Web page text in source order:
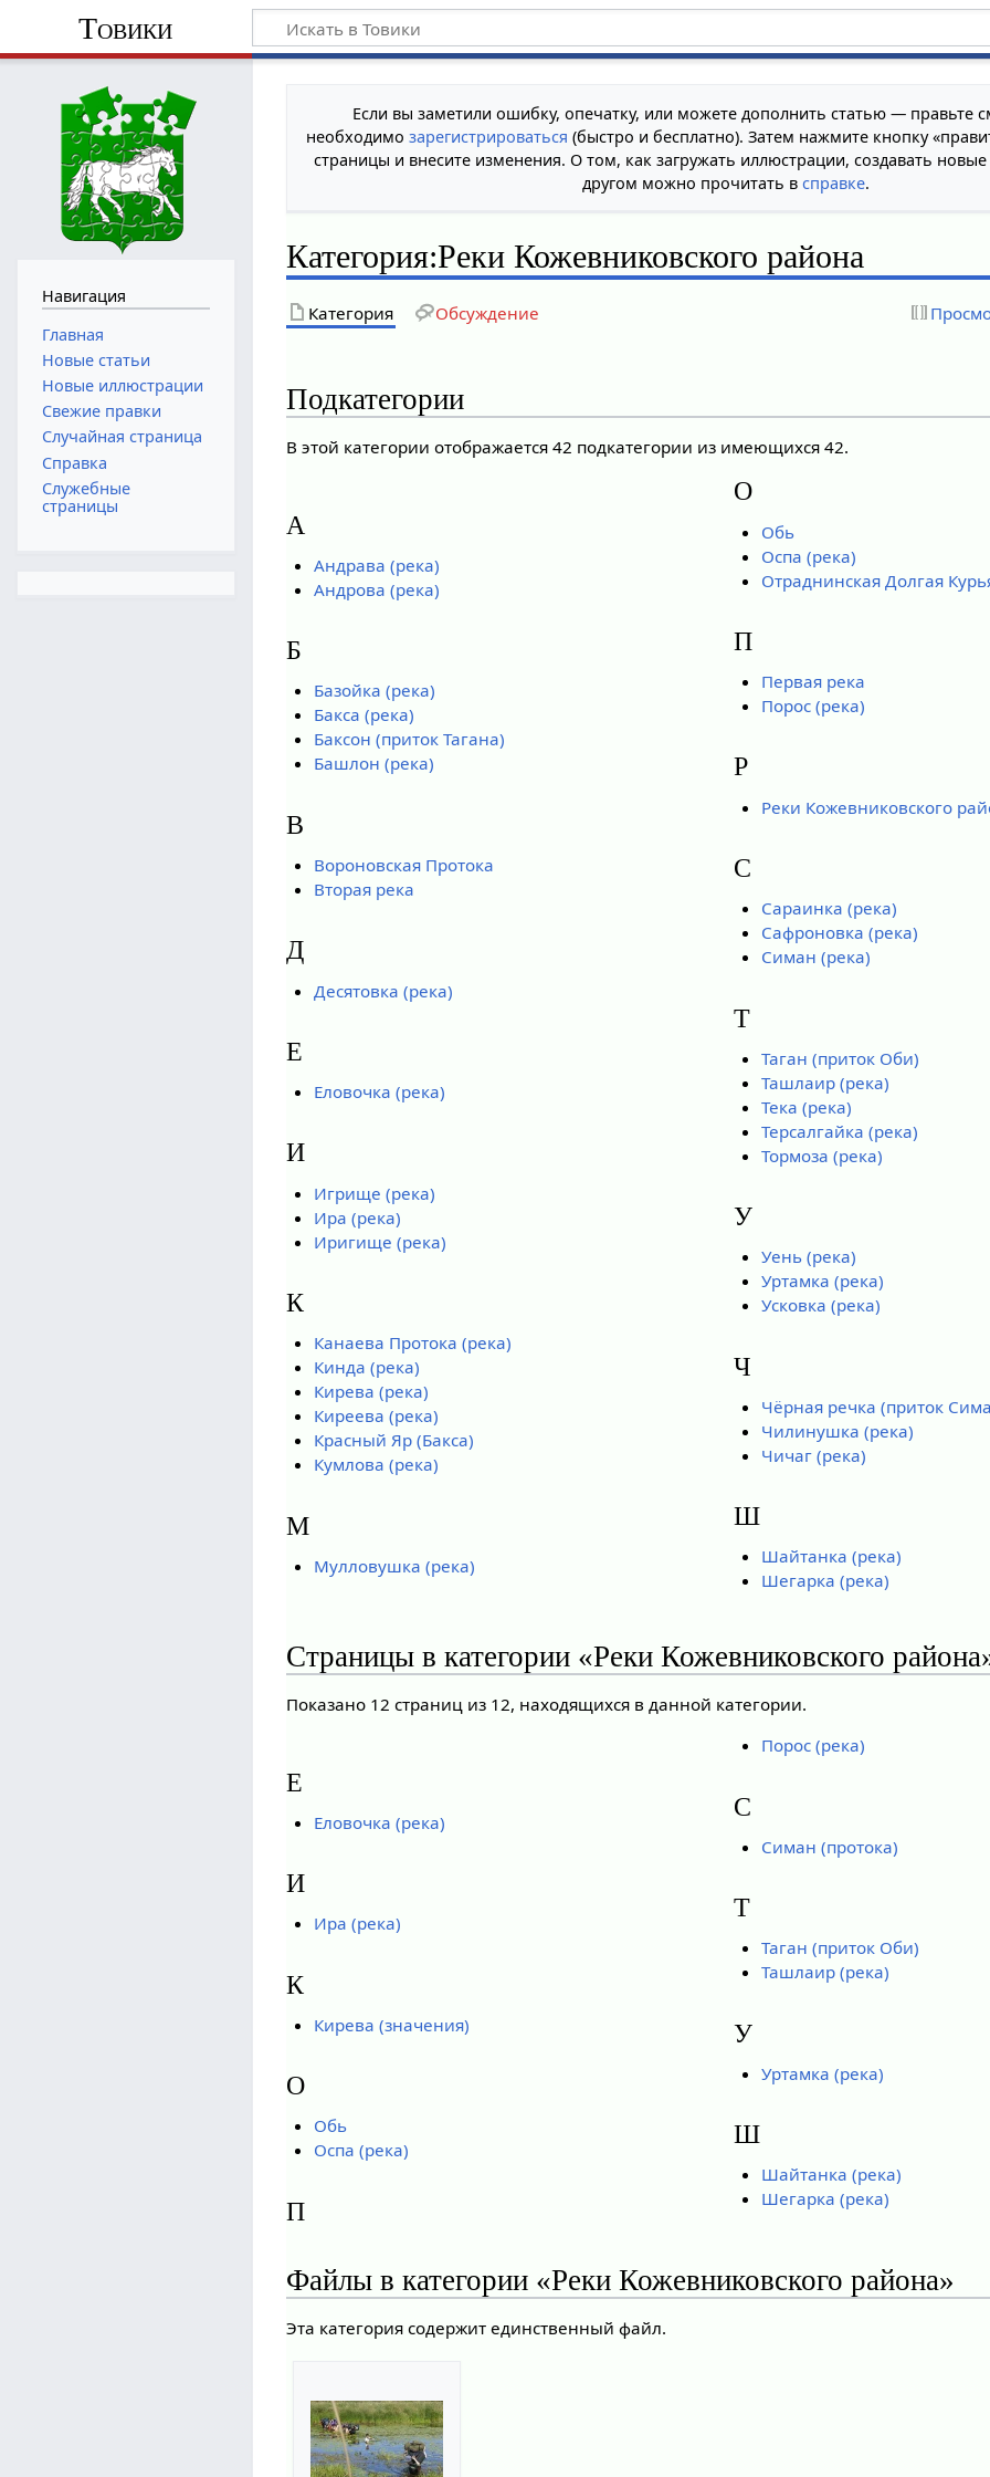
Товики
Если вы заметили ошибку, опечатку, или можете дополнить статью — правьте
необходимозарегистрироваться (быстро и бесплатно). Затем нажмите кнопку
страницы и внесите изменения. О том, как загружать иллюстрации, создавать
другом можно прочитать в справке.
Категория:Реки Кожевниковского района
Категория Обсуждение
Подкатегории
В этой категории отображается 42 подкатегории из имеющихся 42.
А
Андрава (река)
Андрова (река)
Б
Базойка (река)
Бакса (река)
Баксон (приток Тагана)
Башлон (река)
В
Вороновская Протока
Вторая река
Д
Десятовка (река)
Е
Еловочка (река)
И
Игрище (река)
Ира (река)
Иригище (река)
К
Канаева Протока (река)
Кинда (река)
Кирева (река)
Киреева (река)
Красный Яр (Бакса)
Кумлова (река)
М
Мулловушка (река)
О
Обь
Оспа (река)
Отраднинская Долгая
П
Первая река
Порос (река)
Р
Реки Кожевниковского
С
Сараинка (река)
Сафроновка (река)
Симан (река)
Т
Таган (приток Оби)
Ташлаир (река)
Тека (река)
Терсалгайка (река)
Тормоза (река)
У
Уень (река)
Уртамка (река)
Усковка (река)
Ч
Чёрная речка (приток
Чилинушка (река)
Чичаг (река)
Ш
Шайтанка (река)
Шегарка (река)
Страницы в категории «Реки Кожевниковского
Показано 12 страниц из 12, находящихся в данной категории.
Е
Еловочка (река)
И
Ира (река)
К
Кирева (значения)
О
Обь
Оспа (река)
П
Порос (река)
С
Симан (протока)
Т
Таган (приток Оби)
Ташлаир (река)
У
Уртамка (река)
Ш
Шайтанка (река)
Шегарка (река)
Файлы в категории «Реки Кожевниковского района»
Эта категория содержит единственный файл.
Навигация
Главная
Новые статьи
Новые иллюстрации
Свежие правки
Случайная страница
Справка
Служебные
страницы